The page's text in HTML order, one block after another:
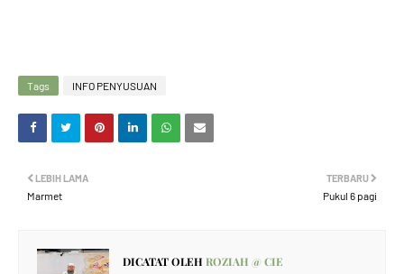
Tags INFO PENYUSUAN
TERBARU
Pukul 6 pagi
LEBIH LAMA
Marmet
DICATAT OLEH ROZIAH @ CIE